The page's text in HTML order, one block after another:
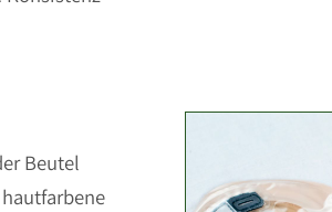
Beutel